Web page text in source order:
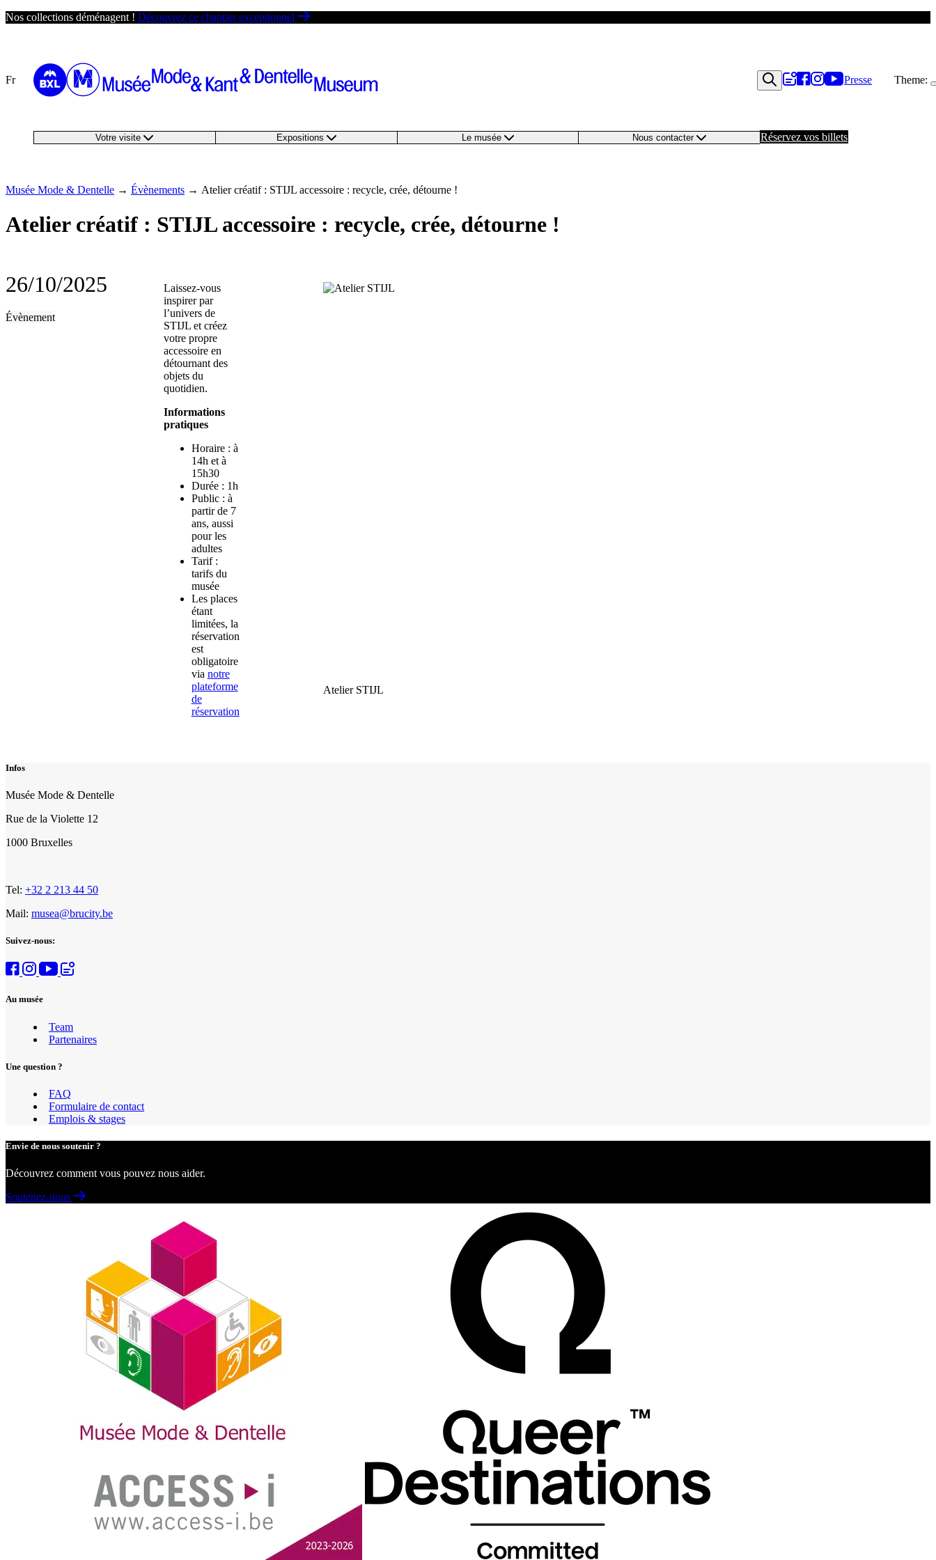
Passer
Nos collections déménagent ! Découvrez ce chantier exceptionnel
Fr Presse
Votre visite Expositions Le musée Nous contacter Réservez vos billets
Theme:
Musée Mode & Dentelle → Évènements → Atelier créatif : STIJL accessoire : recycle, crée, détourne !
Atelier créatif : STIJL accessoire : recycle, crée, détourne !
26/10/2025
Évènement
Laissez-vous
inspirer par
l’univers de
STIJL et créez
votre propre
accessoire en
détournant des
objets du
quotidien.
Informations
pratiques
Horaire : à
14h et à
15h30
Durée : 1h
Public : à
partir de 7
ans, aussi
pour les
adultes
Tarif :
tarifs du
musée
Les places
étant
limitées, la
réservation
est
obligatoire
via notre
plateforme
de
réservation
Atelier STIJL
Infos
Musée Mode & Dentelle
Rue de la Violette 12
1000 Bruxelles
Tel: +32 2 213 44 50
Mail: musea@brucity.be
Suivez-nous:
Au musée
Team
Partenaires
Une question ?
FAQ
Formulaire de contact
Emplois & stages
Envie de nous soutenir ?
Découvrez comment vous pouvez nous aider.
Soutenez-nous